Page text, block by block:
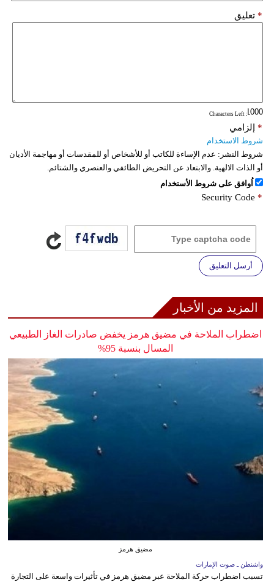
تعليق *
: Characters Left
إلزامي *
شروط الاستخدام
شروط النشر: عدم الإساءة للكاتب أو للأشخاص أو للمقدسات أو مهاجمة الأديان
أو الذات الالهية. والابتعاد عن التحريض الطائفي والعنصري والشتائم.
اُوافق على شروط الأستخدام
Security Code *
أرسل التعليق
المزيد من الأخبار
اضطراب الملاحة في مضيق هرمز يخفض صادرات الغاز الطبيعي
المسال بنسبة 95%
مضيق هرمز
واشنطن ـ صوت الإمارات
تسبب اضطراب حركة الملاحة عبر مضيق هرمز في تأثيرات واسعة على التجارة